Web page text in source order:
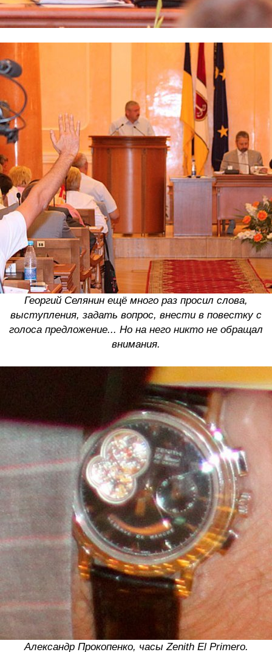
Георгий Селянин ещё много раз просил слова,
выступления, задать вопрос, внести в повестку с
голоса предложение... Но на него никто не обращал
внимания.
Александр Прокопенко, часы Zenith El Primero.